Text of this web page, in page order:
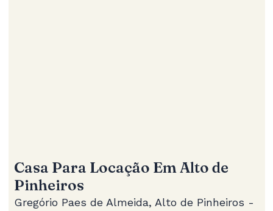
Casa Para Locação Em Alto de
Pinheiros
Gregório Paes de Almeida, Alto de Pinheiros -